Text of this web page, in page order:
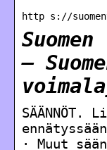
http s://
–
· Muut